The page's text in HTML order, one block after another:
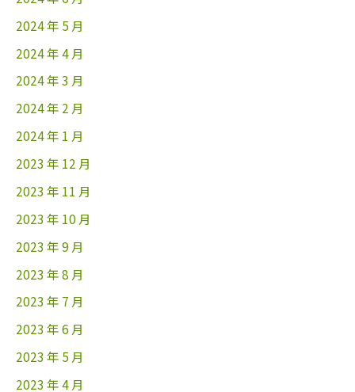
2024 年 5 月
2024 年 4 月
2024 年 3 月
2024 年 2 月
2024 年 1 月
2023 年 12 月
2023 年 11 月
2023 年 10 月
2023 年 9 月
2023 年 8 月
2023 年 7 月
2023 年 6 月
2023 年 5 月
2023 年 4 月